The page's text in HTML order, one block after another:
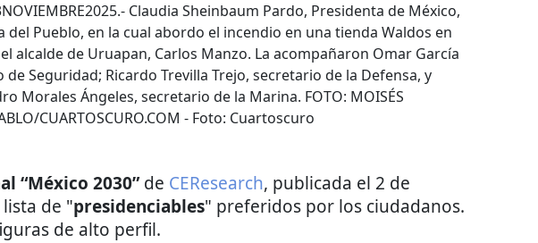
Claudia Sheinbaum Pardo, Presidenta de México,
del Pueblo, en la cual abordo el incendio en una tienda Waldos en
alcalde de Uruapan, Carlos Manzo. La acompañaron Omar García
Seguridad; Ricardo Trevilla Trejo, secretario de la Defensa, y
Morales Ángeles, secretario de la Marina. FOTO: MOISÉS
CUARTOSCURO.COM - Foto: Cuartoscuro
“México 2030”de CEResearch, publicada el 2 de
de "presidenciables" preferidos por los ciudadanos.
de alto perfil.